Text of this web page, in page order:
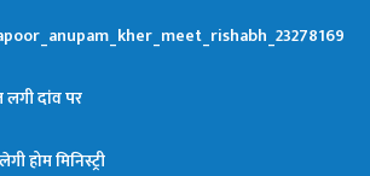
लगी दांव पर
होम मिनिस्ट्री